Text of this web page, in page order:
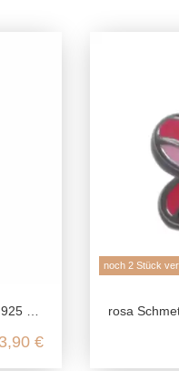
€
noch 2 Stück
rosa Schmetterling